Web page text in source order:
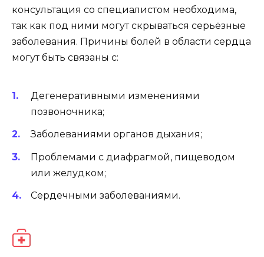
консультация со специалистом необходима,
так как под ними могут скрываться серьёзные
заболевания. Причины болей в области сердца
могут быть связаны с:
Дегенеративными изменениями
позвоночника;
Заболеваниями органов дыхания;
Проблемами с диафрагмой, пищеводом
или желудком;
Сердечными заболеваниями.